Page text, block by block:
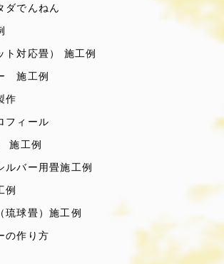
ダでんねん
ト対応畳） 施工例
施工例
作
フィール
施工例
ルバー用畳施工例
例
琉球畳）施工例
の作り方